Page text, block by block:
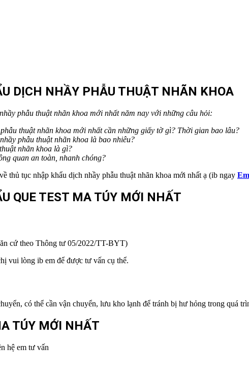
DỊCH NHẦY PHẪU THUẬT NHÃN KHOA
phẫu thuật nhãn khoa mới nhất năm nay với những câu hỏi:
thuật nhãn khoa mới nhất cần những giấy tờ gì? Thời gian bao lâu?
phẫu thuật nhãn khoa là bao nhiêu?
nhãn khoa là gì?
quan an toàn, nhanh chóng?
thủ tục nhập khẩu dịch nhầy phẫu thuật nhãn khoa mới nhất ạ (ib ngay
QUE TEST MA TÚY MỚI NHẤT
cứ theo Thông tư 05/2022/TT-BYT)
vui lòng ib em để được tư vấn cụ thể.
có thể cần vận chuyển, lưu kho lạnh để tránh bị hư hỏng trong quá
TÚY MỚI NHẤT
hệ em tư vấn